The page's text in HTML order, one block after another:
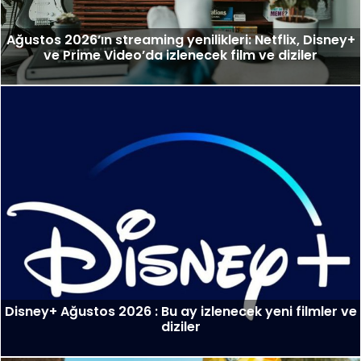
Ağustos 2026’ın streaming yenilikleri: Netflix, Disney+
ve Prime Video’da izlenecek film ve diziler
Disney+ Ağustos 2026 : Bu ay izlenecek yeni filmler ve
diziler